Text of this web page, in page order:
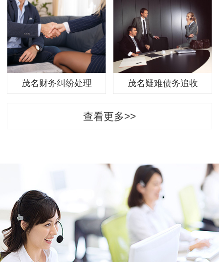
茂名财务纠纷处理 茂名疑难债务追收
查看更多>>